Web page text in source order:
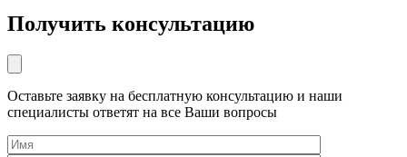
Получить консультацию
Оставьте заявку на бесплатную консультацию и наши
специалисты ответят на все Ваши вопросы